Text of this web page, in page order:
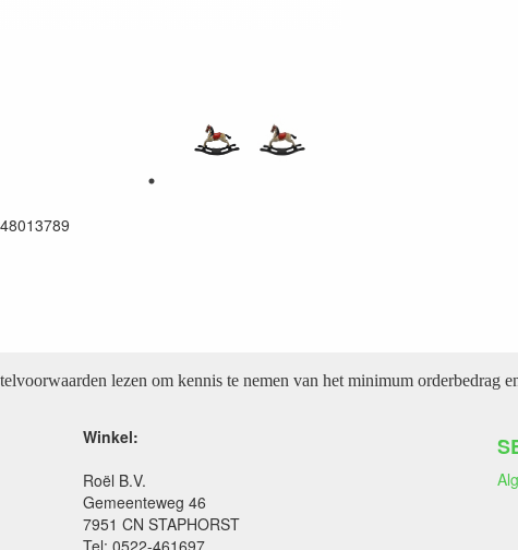
lezen om kennis te nemen van het minimum orderbedrag
Winkel:
Roël B.V.
Gemeenteweg 46
7951 CN STAPHORST
Tel: 0522-461697